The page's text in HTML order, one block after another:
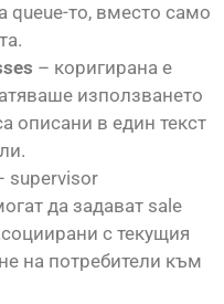
queue-то, вместо само
– коригирана е
използването
описани в един текст
supervisor
да задават sale
с текущия
на потребители към